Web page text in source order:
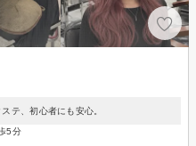
テ、初心者にも安心。
5分